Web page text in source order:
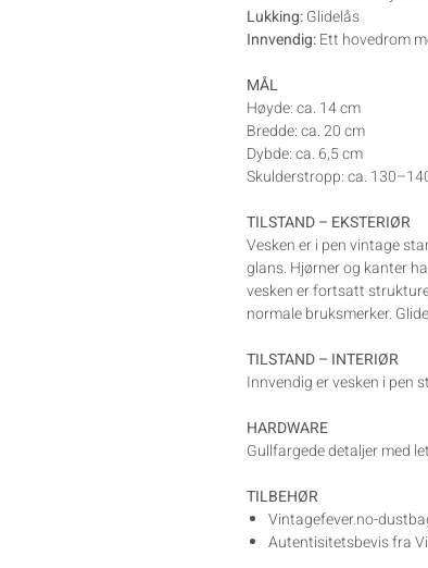
Lukking:Glidelås
Innvendig:Ett hovedrom
MÅL
Høyde: ca. 14 cm
Bredde: ca. 20 cm
Dybde: ca. 6,5 cm
Skulderstropp: ca.
TILSTAND – EKSTERIØR
Vesken er i pen vintage
glans. Hjørner og kanter
vesken er fortsatt
normale bruksmerker.
TILSTAND – INTERIØR
Innvendig er vesken i pen
HARDWARE
Gullfargede detaljer med
TILBEHØR
Vintagefever.no-
Autentisitetsbevis fra